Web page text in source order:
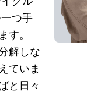
つ手
す。
解しな
ていま
と日々